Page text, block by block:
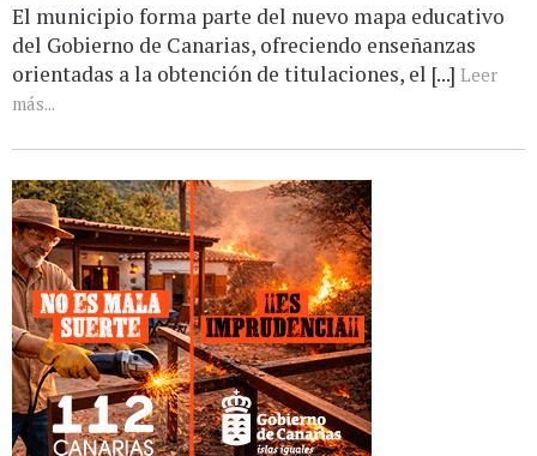
El municipio forma parte del nuevo mapa educativo
del Gobierno de Canarias, ofreciendo enseñanzas
orientadas a la obtención de titulaciones, el [...] Leer
más...